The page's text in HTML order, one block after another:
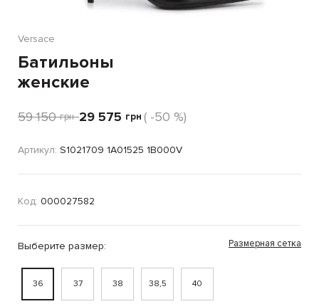
Versace
Батильоны
женские
59 150 грн 29 575 грн ( -50 %)
Артикул: S1021709 1A01525 1B000V
Код: 000027582
Выберите размер:
36 37 38 38,5 40
Размерная сетка